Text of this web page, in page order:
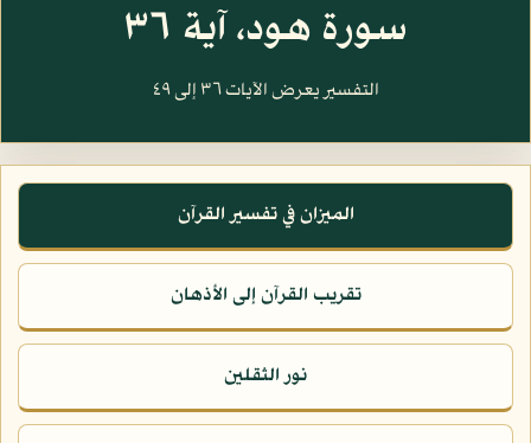
سورة هود، آية ٣٦
التفسير يعرض الآيات ٣٦ إلى ٤٩
الميزان في تفسير القرآن
تقريب القرآن إلى الأذهان
نور الثقلين